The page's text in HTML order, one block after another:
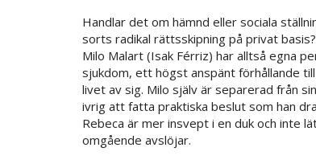
Handlar det om hämnd eller sociala
sorts radikal rättsskipning på privat
Milo Malart (Isak Férriz) har alltså egna
sjukdom, ett högst anspänt förhållande
livet av sig. Milo själv är separerad från
ivrig att fatta praktiska beslut som han
Rebeca är mer insvept i en duk och inte
omgående avslöjar.